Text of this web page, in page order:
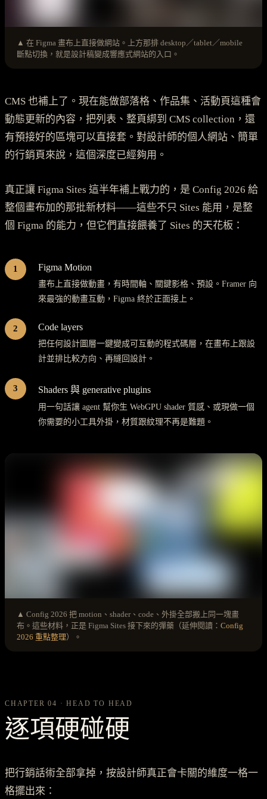
▲ 在 Figma 畫布上直接做網站。上方那排 desktop／tablet／mobile
斷點切換，就是設計稿變成響應式網站的入口。
CMS 也補上了。現在能做部落格、作品集、活動頁這種會
動態更新的內容，把列表、整頁綁到 CMS collection，還
有預接好的區塊可以直接套。對設計師的個人網站、簡單
的行銷頁來說，這個深度已經夠用。
真正讓 Figma Sites 這半年補上戰力的，是 Config 2026 給
整個畫布加的那批新材料——這些不只 Sites 能用，是整
個 Figma 的能力，但它們直接餵養了 Sites 的天花板：
1 Figma Motion
畫布上直接做動畫，有時間軸、關鍵影格、預設。Framer 向
來最強的動畫互動，Figma 終於正面接上。
2 Code layers
把任何設計圖層一鍵變成可互動的程式碼層，在畫布上跟設
計並排比較方向、再縫回設計。
3 Shaders 與 generative plugins
用一句話讓 agent 幫你生 WebGPU shader 質感、或現做一個
你需要的小工具外掛，材質跟紋理不再是難題。
▲ Config 2026 把 motion、shader、code、外掛全部搬上同一塊畫
布。這些材料，正是 Figma Sites 接下來的彈藥（延伸閱讀： Config
2026 重點整理）。
CHAPTER 04 · HEAD TO HEAD
逐項硬碰硬
把行銷話術全部拿掉，按設計師真正會卡關的維度一格一
格擺出來：